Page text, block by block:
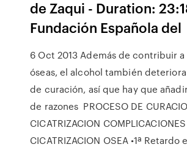
de Zaqui - Duration:
Fundación Española del
6 Oct 2013 Además de contribuir
óseas, el alcohol también
de curación, así que hay que
de razones PROCESO DE
CICATRIZACION
CICATRIZACION OSEA •1ª Retardo